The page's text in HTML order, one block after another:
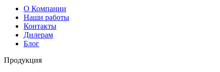
О Компании
Наши работы
Контакты
Дилерам
Блог
Продукция